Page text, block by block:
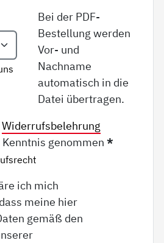
Bei der PDF-
Bestellung werden
Vor- und
Nachname
automatisch in die
Datei übertragen.
Widerrufsbelehrung
Kenntnis genommen*
ich mich
meine hier
gemäß den